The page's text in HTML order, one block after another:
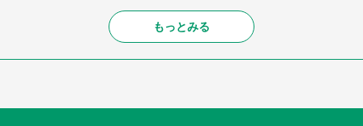
もっとみる